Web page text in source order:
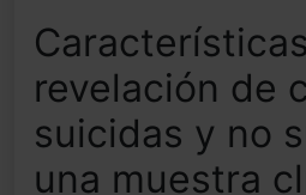
revelación de
suicidas y no
una muestra